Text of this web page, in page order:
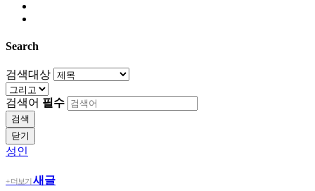
Search
검색대상
검색어 필수
검색
닫기
성인
+ 더보기새글